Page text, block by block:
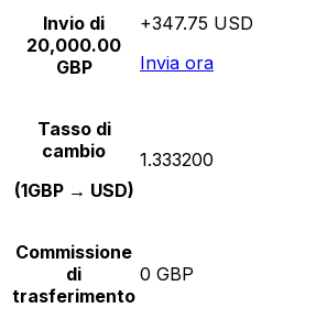
Invio di
20,000.00
GBP
+347.75 USD
Invia ora
Tasso di
cambio
(1GBP → USD)
1.333200
Commissione
di
trasferimento
0 GBP